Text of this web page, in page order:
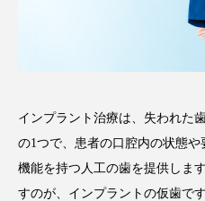
インプラント治療は、失われた
の1つで、患者の口腔内の状態
機能を持つ人工の歯を提供しま
すのが、インプラントの仮歯で